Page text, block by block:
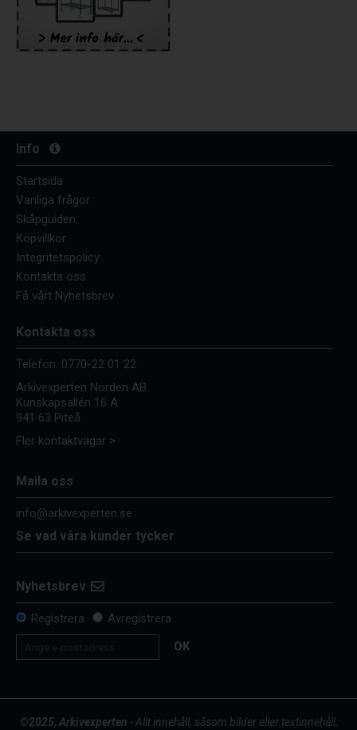
Info
Startsida
Vanliga frågor
Skåpguiden
Köpvillkor
Integritetspolicy
Kontakta oss
Få vårt Nyhetsbrev
Kontakta oss
Telefon: 0770-22 01 22
Arkivexperten Norden AB
Kunskapsallén 16 A
941 63 Piteå
Fler kontaktvägar >
Maila oss
info@arkivexperten.se
Se vad våra kunder tycker
Nyhetsbrev
Registrera
Avregistrera
OK
©2025, Arkivexperten - Allt innehåll, såsom bilder eller textinnehåll,